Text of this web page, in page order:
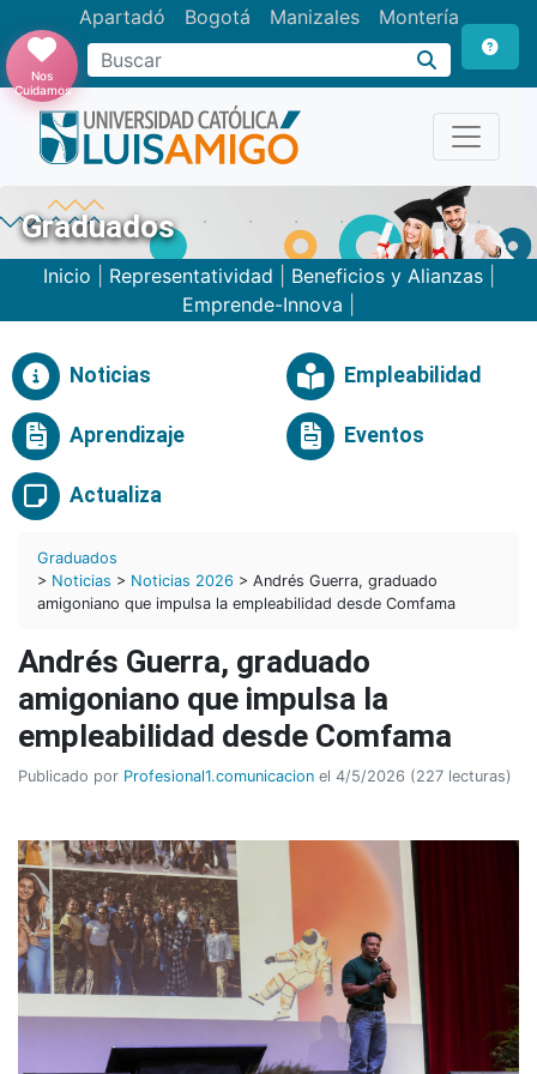
Apartadó Bogotá Manizales Montería
Buscar
Nos
Cuidamos
Graduados
Inicio Representatividad Beneficios y Alianzas|
Emprende-Innova
Noticias Empleabilidad
Aprendizaje Eventos
Actualiza
Graduados
> Noticias > Noticias 2026 > Andrés Guerra, graduado
amigoniano que impulsa la empleabilidad desde Comfama
Andrés Guerra, graduado
amigoniano que impulsa la
empleabilidad desde Comfama
Publicado por Profesional1.comunicacion el 4/5/2026 (227 lecturas)